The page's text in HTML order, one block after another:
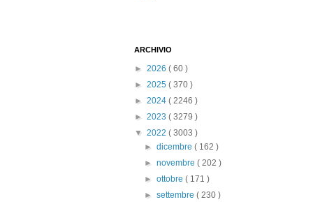
ARCHIVIO
► 2026 ( 60 )
► 2025 ( 370 )
► 2024 ( 2246 )
► 2023 ( 3279 )
▼ 2022 ( 3003 )
►dicembre( 162 )
►novembre( 202 )
►ottobre( 171 )
►settembre( 230 )